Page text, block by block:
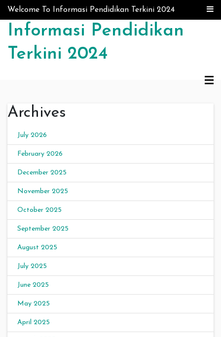
Skip to content
Welcome To Informasi Pendidikan Terkini 2024
Informasi Pendidikan
Terkini 2024
Archives
July 2026
February 2026
December 2025
November 2025
October 2025
September 2025
August 2025
July 2025
June 2025
May 2025
April 2025